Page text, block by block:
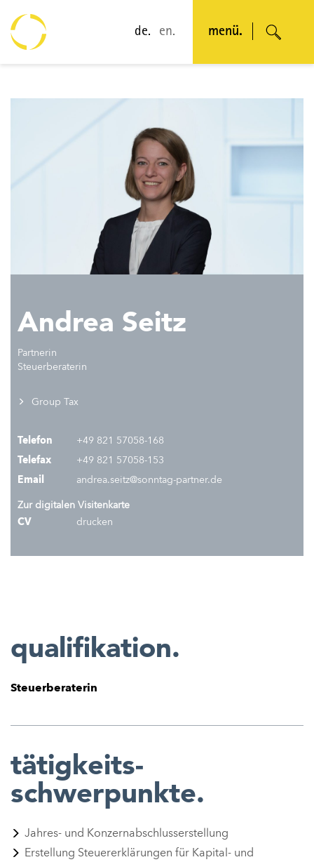
de. en. menü.
Andrea Seitz
Partnerin
Steuerberaterin
Group Tax
Telefon
+49 821 57058-168
Telefax
+49 821 57058-153
Email
andrea.seitz@sonntag-partner.de
Zur digitalen Visitenkarte
CV
drucken
qualifikation.
Steuerberaterin
tätigkeits-
schwerpunkte.
Jahres- und Konzernabschlusserstellung
Erstellung Steuererklärungen für Kapital- und